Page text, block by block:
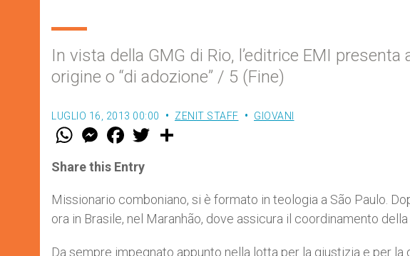
In vista della GMG di Rio, l’editrice EMI
origine o “di adozione” / 5 (Fine)
LUGLIO 16, 2013 00:00 ZENIT STAFF GIOVANI
W
t
s
p
p
M
e
s
e
g
e
r
F
a
e
b
o
k
w
r
Share this Entry
Missionario comboniano, si è formato in teologia a São Paulo.
ora in Brasile, nel Maranhão, dove assicura il coordinamento della
Da sempre impegnato appunto nella lotta per la giustizia e per